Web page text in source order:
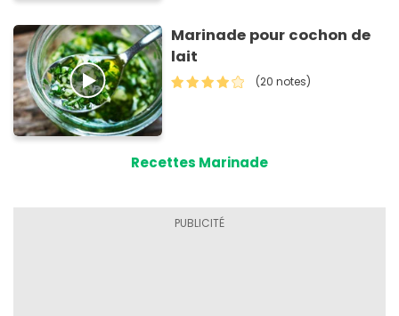
Marinade pour cochon de
lait
(20 notes)
Recettes Marinade